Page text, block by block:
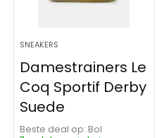
SNEAKERS
Damestrainers Le
Coq Sportif Derby
Suede
Beste deal op:
Bol